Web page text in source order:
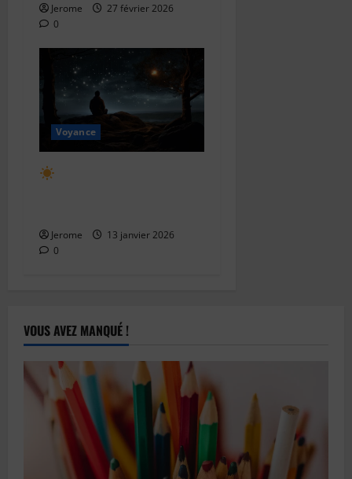
Jerome
27 février 2026
0
Voyance
Jerome
13 janvier 2026
0
VOUS AVEZ MANQUÉ !